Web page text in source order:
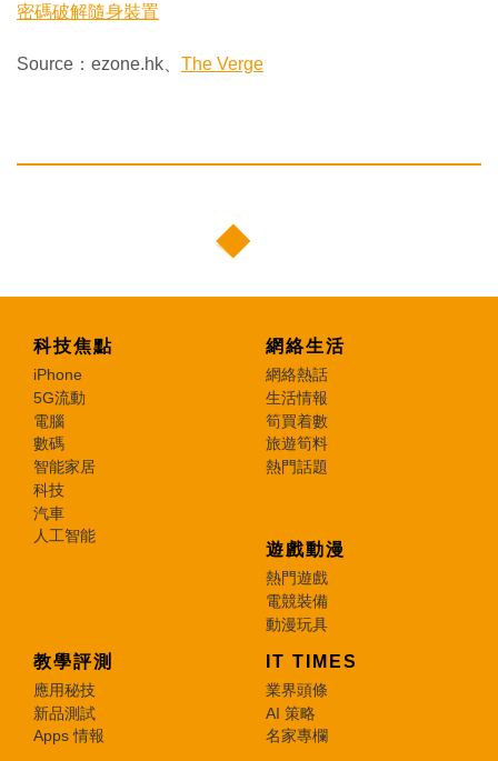
密碼破解隨身裝置
Source：ezone.hk、 The Verge
科技焦點
iPhone
5G流動
電腦
數碼
智能家居
科技
汽車
人工智能
網絡生活
網絡熱話
生活情報
筍買着數
旅遊筍料
熱門話題
遊戲動漫
熱門遊戲
電競裝備
動漫玩具
教學評測
應用秘技
新品測試
Apps 情報
IT TIMES
業界頭條
AI 策略
名家專欄